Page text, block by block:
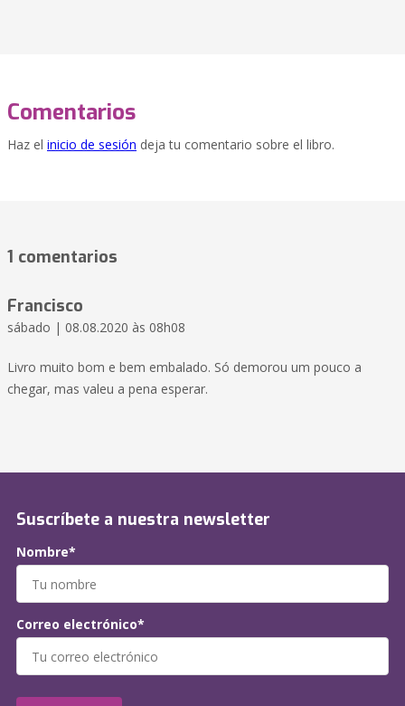
Comentarios
Haz el inicio de sesión deja tu comentario sobre el libro.
1 comentarios
Francisco
sábado | 08.08.2020 às 08h08
Livro muito bom e bem embalado. Só demorou um pouco a
chegar, mas valeu a pena esperar.
Suscríbete a nuestra newsletter
Nombre*
Correo electrónico*